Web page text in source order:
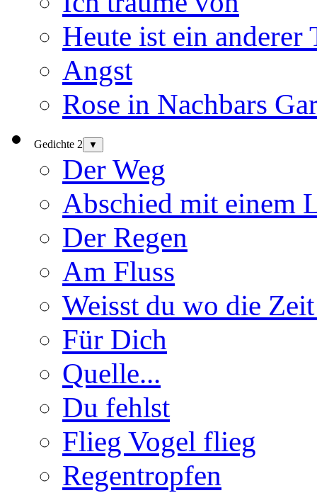
Heute ist ein anderer
Angst
Rose in Nachbars
Gedichte 2 ▼
Der Weg
Abschied mit einem
Der Regen
Am Fluss
Weisst du wo die
Für Dich
Quelle...
Du fehlst
Flieg Vogel flieg
Regentropfen